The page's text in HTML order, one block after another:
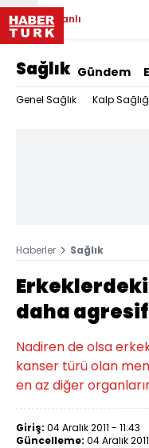
Canlı
Sağlık Gündem
Genel Sağlık Kalp
Haberler Sağlık
daha agresif
Nadiren de olsa
kanser türü olan
en az diğer
Giriş: 04 Aralık 2011 - 11:43
Güncelleme: 04 Aralık